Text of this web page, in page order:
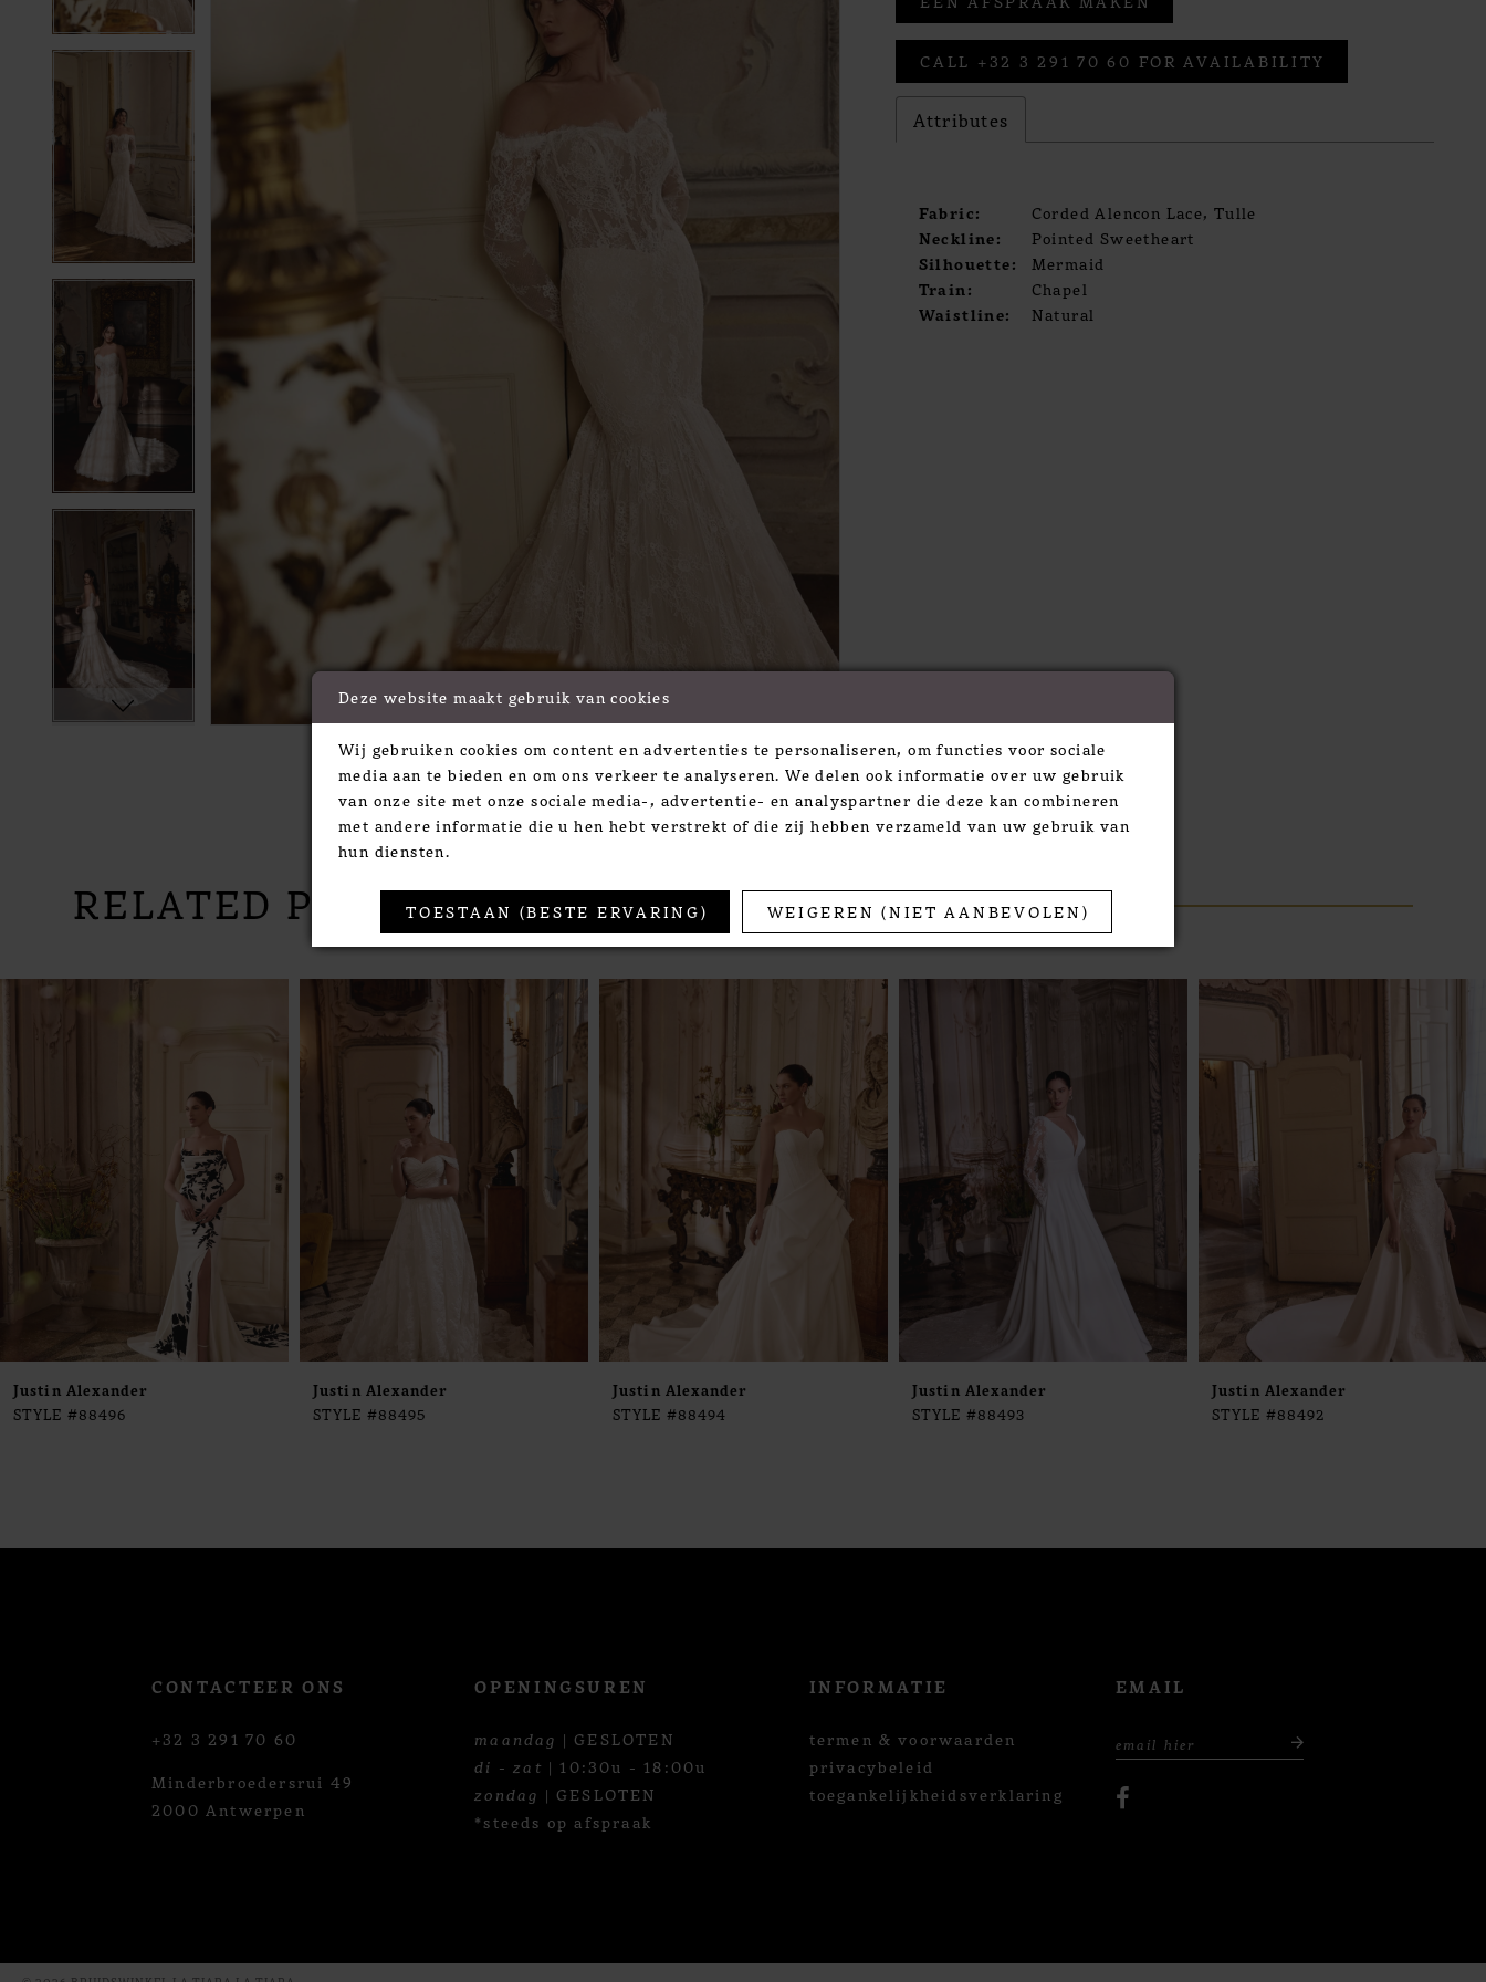
4
5
Click to zoom
Click to zoom
SHARE:
CALL +32 3 291 70 60 FOR AVAILABILITY
Attributes
Fabric:
Corded Alencon Lace, Tulle
Neckline:
Pointed Sweetheart
Silhouette:
Mermaid
Train:
Chapel
Waistline:
Natural
RELATED PRODUCTS
Related
AUTOPLAY
SLIDE
SLIDE
5
9
10
13
Justin Alexander
STYLE #88496
Justin Alexander
STYLE #88495
Justin Alexander
STYLE #88494
Justin Alexander
STYLE #88493
Justin Alexander
STYLE #88492
CONTACTEER ONS
+32 3 291 70 60
Minderbroedersrui 49
2000 Antwerpen
OPENINGSUREN
maandag | GESLOTEN
di - zat | 10:30u - 18:00u
zondag | GESLOTEN
*steeds op afspraak
INFORMATIE
termen & voorwaarden
privacybeleid
toegankelijkheidsverklaring
EMAIL
Deze website maakt gebruik van cookies
Wij gebruiken cookies om content en advertenties te personaliseren, om functies voor sociale
media aan te bieden en om ons verkeer te analyseren. We delen ook informatie over uw gebruik
van onze site met onze sociale media-, advertentie- en analyspartner die deze kan combineren
met andere informatie die u hen hebt verstrekt of die zij hebben verzameld van uw gebruik van
hun diensten.
TOESTAAN (BESTE ERVARING) WEIGEREN (NIET AANBEVOLEN)